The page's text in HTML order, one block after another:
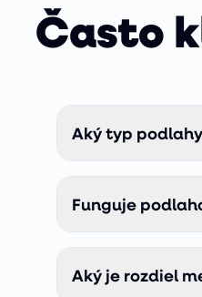
Často
Aký typ
Kompozitná
vlhkosť, a
neodporúčame,
Funguje
Áno, ale s
teplovodné
neodporúčajú.
Aký je rozdiel